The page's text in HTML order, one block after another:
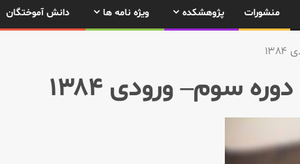
منشورات پژوهشکده ویژه نامه ها دانش آموختگان
سوم– ورودی ۱۳۸۴